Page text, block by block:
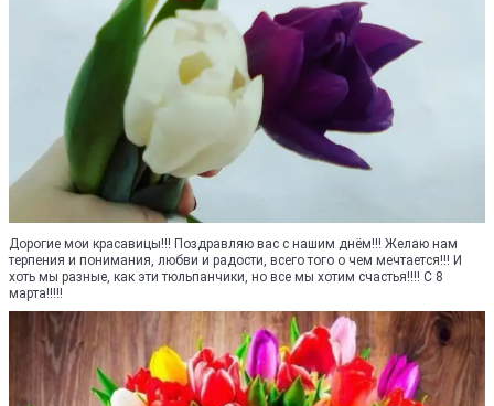
Дорогие мои красавицы!!! Поздравляю вас с нашим днём!!! Желаю нам
терпения и понимания, любви и радости, всего того о чем мечтается!!! И
хоть мы разные, как эти тюльпанчики, но все мы хотим счастья!!!! С 8
марта!!!!!